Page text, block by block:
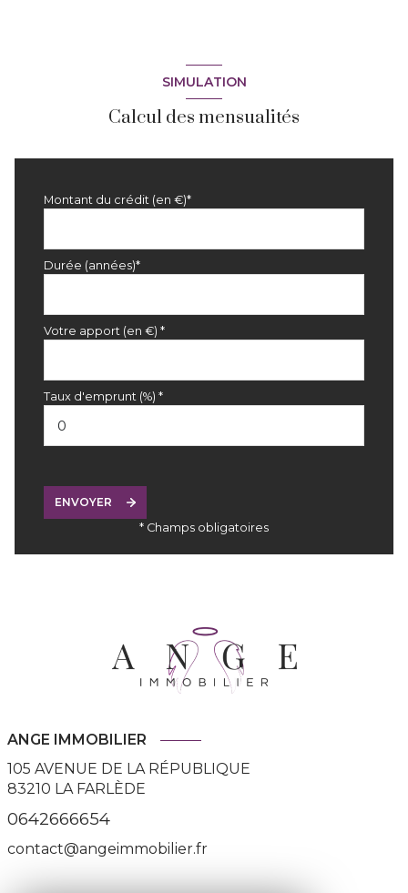
SIMULATION
Calcul des mensualités
Montant du crédit (en €)*
Durée (années)*
Votre apport (en €) *
Taux d'emprunt (%) *
ENVOYER
* Champs obligatoires
ANGE IMMOBILIER
105 AVENUE DE LA RÉPUBLIQUE
83210 LA FARLÈDE
0642666654
contact@angeimmobilier.fr